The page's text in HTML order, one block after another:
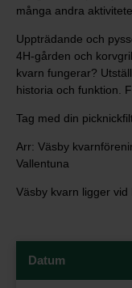
många andra
Uppträdande och
4H-gården och
kvarn fungerar?
historia och funktion.
Tag med din
Arr: Väsby
Vallentuna
Väsby kvarn ligger vid
Datum